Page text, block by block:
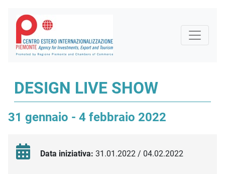
DESIGN LIVE SHOW
31 gennaio - 4 febbraio 2022
Data iniziativa: 31.01.2022 / 04.02.2022